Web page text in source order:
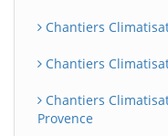
Chantiers
Chantiers
Chantiers
Provence